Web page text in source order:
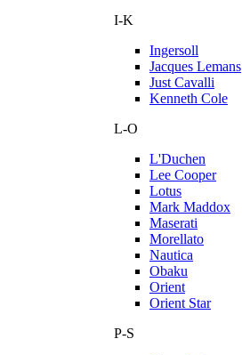
I-K
Ingersoll
Jacques Lemans
Just Cavalli
Kenneth Cole
L-O
L'Duchen
Lee Cooper
Lotus
Mark Maddox
Maserati
Morellato
Nautica
Obaku
Orient
Orient Star
P-S